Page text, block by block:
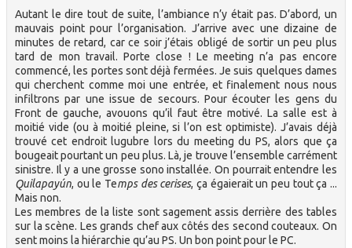
Autant le dire tout de suite, l’ambiance n’y était pas. D’abord, un
mauvais point pour l’organisation. J’arrive avec une dizaine de
minutes de retard, car ce soir j’étais obligé de sortir un peu plus
tard de mon travail. Porte close ! Le meeting n’a pas encore
commencé, les portes sont déjà fermées. Je suis quelques dames
qui cherchent comme moi une entrée, et finalement nous nous
infiltrons par une issue de secours. Pour écouter les gens du
Front de gauche, avouons qu’il faut être motivé. La salle est à
moitié vide (ou à moitié pleine, si l’on est optimiste). J’avais déjà
trouvé cet endroit lugubre lors du meeting du PS, alors que ça
bougeait pourtant un peu plus. Là, je trouve l’ensemble carrément
sinistre. Il y a une grosse sono installée. On pourrait entendre les
Quilapayún, ou le Temps des cerises, ça égaierait un peu tout ça ...
Mais non.
Les membres de la liste sont sagement assis derrière des tables
sur la scène. Les grands chef aux côtés des second couteaux. On
sent moins la hiérarchie qu’au PS. Un bon point pour le PC.